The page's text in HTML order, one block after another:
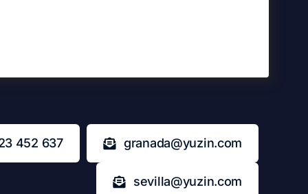
452 637 granada@yuzin.com
sevilla@yuzin.com